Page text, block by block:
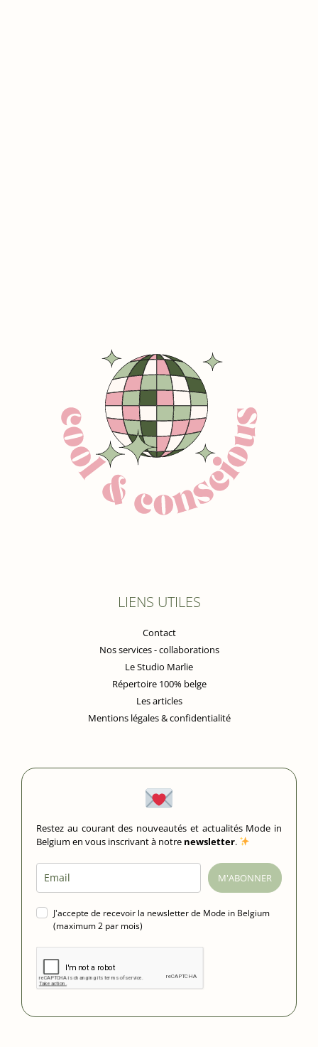
LIENS UTILES
Contact
Nos services - collaborations
Le Studio Marlie
Répertoire 100% belge
Les articles
Mentions légales & confidentialité
Restez au courant des nouveautés et actualités Mode in
Belgium en vous inscrivant à notre newsletter.
M'ABONNER
J'accepte de recevoir la newsletter de Mode in Belgium
(maximum 2 par mois)